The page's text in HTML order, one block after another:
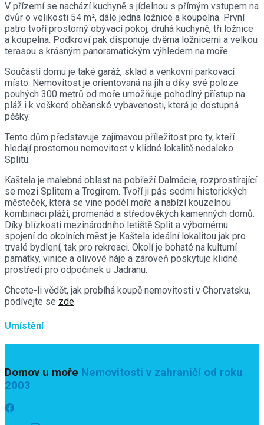
V přízemí se nachází kuchyně s jídelnou s přímým vstupem na
dvůr o velikosti 54 m², dále jedna ložnice a koupelna. První
patro tvoří prostorný obývací pokoj, druhá kuchyně, tři ložnice
a koupelna. Podkroví pak disponuje dvěma ložnicemi a velkou
terasou s krásným panoramatickým výhledem na moře.
Součástí domu je také garáž, sklad a venkovní parkovací
místo. Nemovitost je orientovaná na jih a díky své poloze
pouhých 300 metrů od moře umožňuje pohodlný přístup na
pláž i k veškeré občanské vybavenosti, která je dostupná
pěšky.
Tento dům představuje zajímavou příležitost pro ty, kteří
hledají prostornou nemovitost v klidné lokalitě nedaleko
Splitu.
Kaštela je malebná oblast na pobřeží Dalmácie, rozprostírající
se mezi Splitem a Trogirem. Tvoří ji pás sedmi historických
městeček, která se vine podél moře a nabízí kouzelnou
kombinaci pláží, promenád a středověkých kamenných domů.
Díky blízkosti mezinárodního letiště Split a výbornému
spojení do okolních měst je Kaštela ideální lokalitou jak pro
trvalé bydlení, tak pro rekreaci. Okolí je bohaté na kulturní
památky, vinice a olivové háje a zároveň poskytuje klidné
prostředí pro odpočinek u Jadranu.
Chcete-li vědět, jak probíhá koupě nemovitosti v Chorvatsku,
podívejte se zde.
Umístění
Domov u moře Nemovitosti v zahraničí od roku
2003